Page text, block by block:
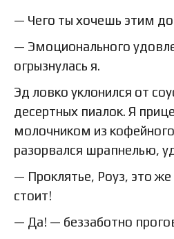
— Чего ты хочешь этим
— Эмоционального
огрызнулась я.
Эд ловко уклонился от
десертных пиалок. Я
молочником из
разорвался шрапнелью,
— Проклятье, Роуз, это
стоит!
— Да! — беззаботно